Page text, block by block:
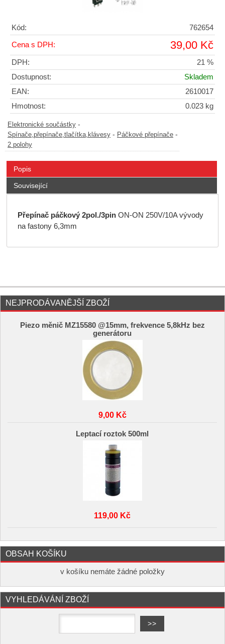
Kód: 762654
Cena s DPH: 39,00 Kč
DPH:
21 %
Dostupnost:
Skladem
EAN:
2610017
Hmotnost:
0.023 kg
Elektronické součástky -
Spínače,přepínače,tlačítka,klávesy - Páčkové přepínače -
2 polohy
Popis
Související
Přepínač páčkový 2pol./3pinON-ON 250V/10A vývody
na fastony 6,3mm
NEJPRODÁVANĚJŠÍ ZBOŽÍ
Piezo měnič MZ15580 @15mm, frekvence 5,8kHz bez
generátoru
9,00 Kč
Leptací roztok 500ml
119,00 Kč
OBSAH KOŠÍKU
v košíku nemáte žádné položky
VYHLEDÁVÁNÍ ZBOŽÍ